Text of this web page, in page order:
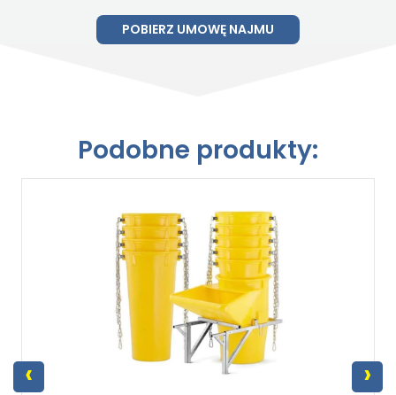
POBIERZ UMOWĘ NAJMU
Podobne produkty:
‹ ›